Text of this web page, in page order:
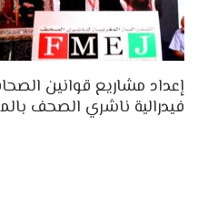
إعداد مشاريع قوانين
فيدرالية ناشري الصحف